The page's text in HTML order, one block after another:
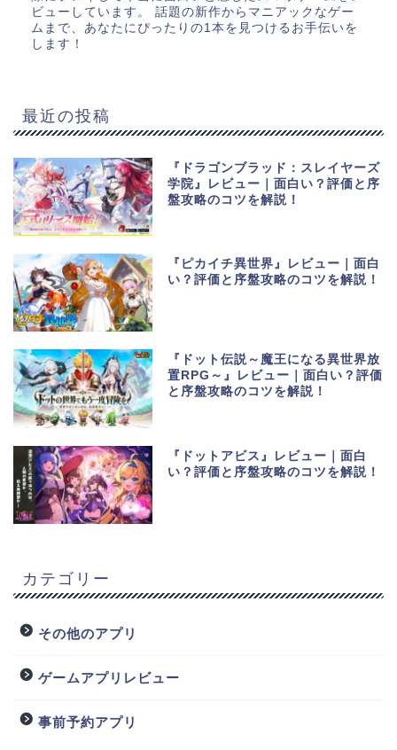
ビューしています。 話題の新作からマニアックなゲー
ムまで、あなたにぴったりの1本を見つけるお手伝いを
します！
最近の投稿
『ドラゴンブラッド：スレイヤーズ
学院』レビュー｜面白い？評価と序
盤攻略のコツを解説！
『ピカイチ異世界』レビュー｜面白
い？評価と序盤攻略のコツを解説！
『ドット伝説～魔王になる異世界放
置RPG～』レビュー｜面白い？評価
と序盤攻略のコツを解説！
『ドットアビス』レビュー｜面白
い？評価と序盤攻略のコツを解説！
カテゴリー
その他のアプリ
ゲームアプリレビュー
事前予約アプリ